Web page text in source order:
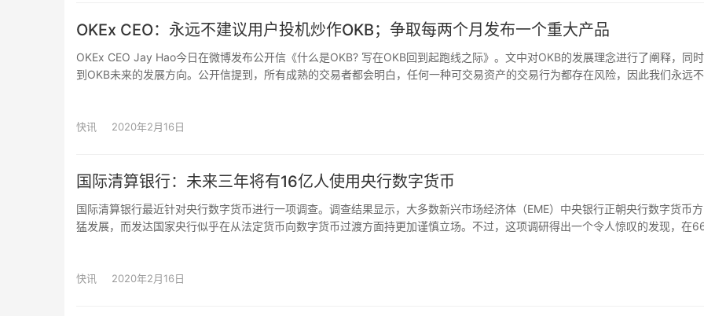
OKEx CEO：永远不建议用户投机炒作OKB；争取每两个月发布一个重大产品
OKEx CEO Jay Hao今日在微博发布公开信《什么是OKB? 写在OKB回到起跑线之际》。文中对OKB的发展理念进行了阐释，同
到OKB未来的发展方向。公开信提到，所有成熟的交易者都会明白，任何一种可交易资产的交易行为都存在风险，因此我们永远不
为。Jay Hao表示，未来，我们承诺会不断优化产品和服务体验，推出越来越多的产品和创新，争取每两个月发布一个重大产品，
快讯 2020年2月16日
国际清算银行：未来三年将有16亿人使用央行数字货币
国际清算银行最近针对央行数字货币进行一项调查。调查结果显示，大多数新兴市场经济体（EME）中央银行正朝央行数字货币
猛发展，而发达国家央行似乎在从法定货币向数字货币过渡方面持更加谨慎立场。不过，这项调研得出一个令人惊叹的发现，在
快讯 2020年2月16日